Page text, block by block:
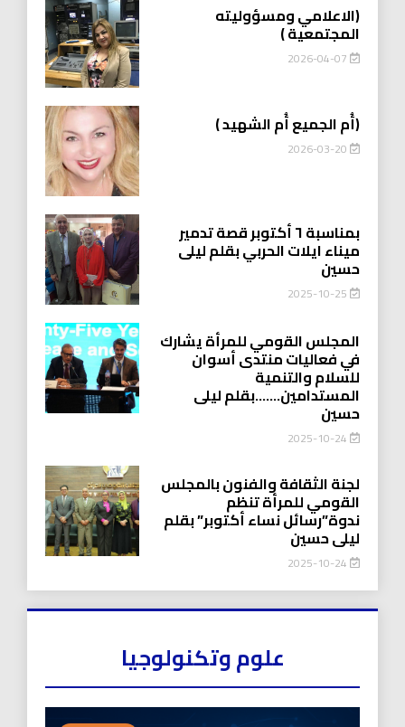
(الاعلامي ومسؤوليته
المجتمعية )
2026-04-07
(أُم الجميع أُم الشهيد )
2026-03-20
بمناسبة ٦ أكتوبر قصة تدمير
ميناء ايلات الحربي بقلم ليلى
حسين
2025-10-25
المجلس القومي للمرأة يشارك
في فعاليات منتدى أسوان
للسلام والتنمية
المستدامين…….بقلم ليلى
حسين
2025-10-24
لجنة الثقافة والفنون بالمجلس
القومي للمرأة تنظم
ندوة”رسائل نساء أكتوبر” بقلم
ليلى حسين
2025-10-24
علوم وتكنولوجيا